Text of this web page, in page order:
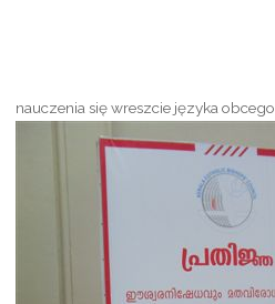
nauczenia się wreszcie języka obcego